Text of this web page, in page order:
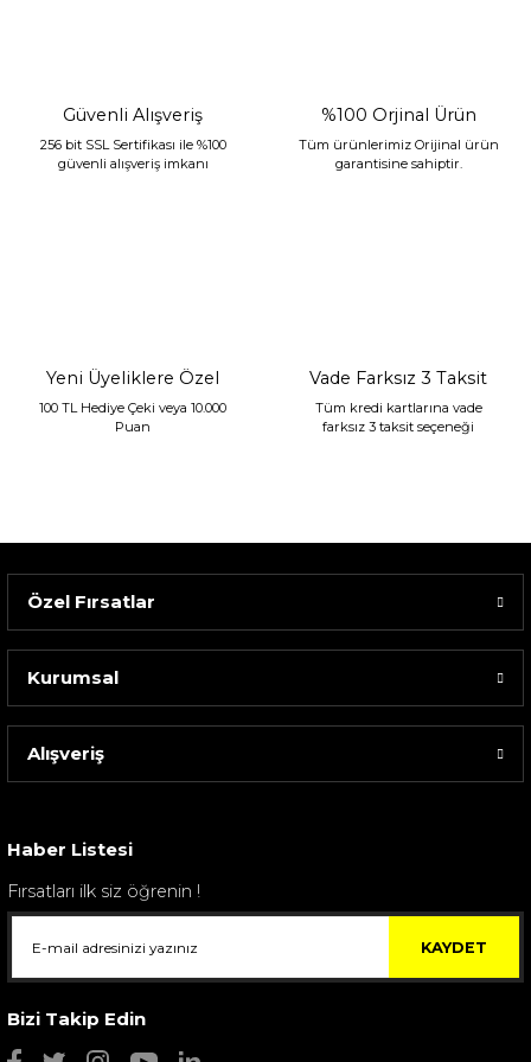
Sarev Elfıda Flanel Nevresim Takımı Çift Kişili...
Güvenli Alışveriş
256 bit SSL Sertifikası ile %100
güvenli alışveriş imkanı
%100 Orjinal Ürün
Tüm ürünlerimiz Orijinal ürün
garantisine sahiptir.
Yeni Üyeliklere Özel
100 TL Hediye Çeki veya 10.000
Puan
Vade Farksız 3 Taksit
Tüm kredi kartlarına vade
farksız 3 taksit seçeneği
Özel Fırsatlar
Kurumsal
Alışveriş
Haber Listesi
Fırsatları ilk siz öğrenin !
KAYDET
Bizi Takip Edin